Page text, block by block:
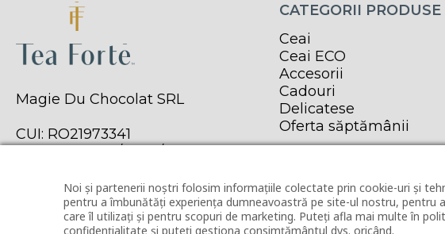
Magie Du Chocolat SRL
CUI: RO21973341
CATEGORII PRODUSE
Ceai
Ceai ECO
Accesorii
Cadouri
Delicatese
Oferta săptămânii
Noi și partenerii noștri folosim informațiile colectate prin cookie-uri și
pentru a îmbunătăți experiența dumneavoastră pe site-ul nostru, pentru
care îl utilizați și pentru scopuri de marketing. Puteți afla mai multe în
confidențialitate și puteți gestiona consimțământul dvs. oricând.